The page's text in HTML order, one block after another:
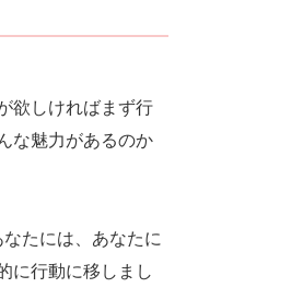
欲しければまず行
な魅力があるのか
たには、あなたに
に行動に移しまし